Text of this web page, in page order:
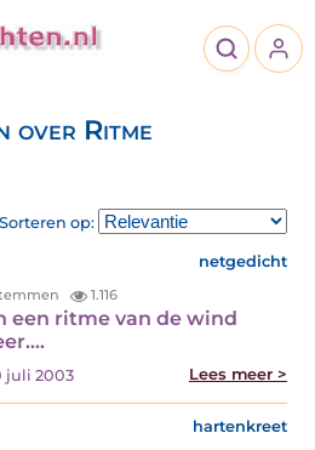
over Ritme
Sorteren op:
netgedicht
1.116
een ritme van de wind
juli 2003 Lees meer >
hartenkreet